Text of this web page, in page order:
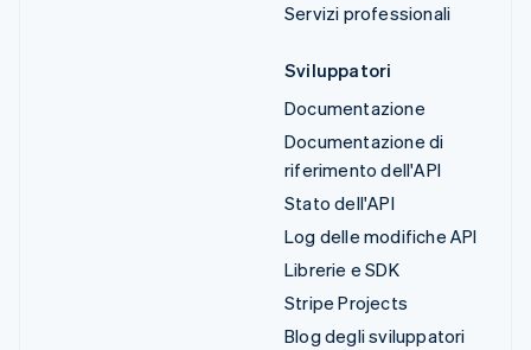
Servizi professionali
Sviluppatori
Documentazione
Documentazione di
riferimento dell'API
Stato dell'API
Log delle modifiche API
Librerie e SDK
Stripe Projects
Blog degli sviluppatori